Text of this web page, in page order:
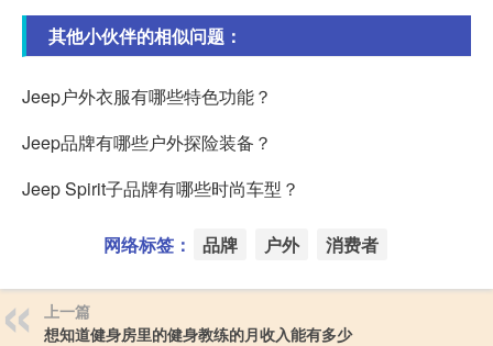
其他小伙伴的相似问题：
Jeep户外衣服有哪些特色功能？
Jeep品牌有哪些户外探险装备？
Jeep Spirit子品牌有哪些时尚车型？
网络标签： 品牌 户外 消费者
上一篇
想知道健身房里的健身教练的月收入能有多少